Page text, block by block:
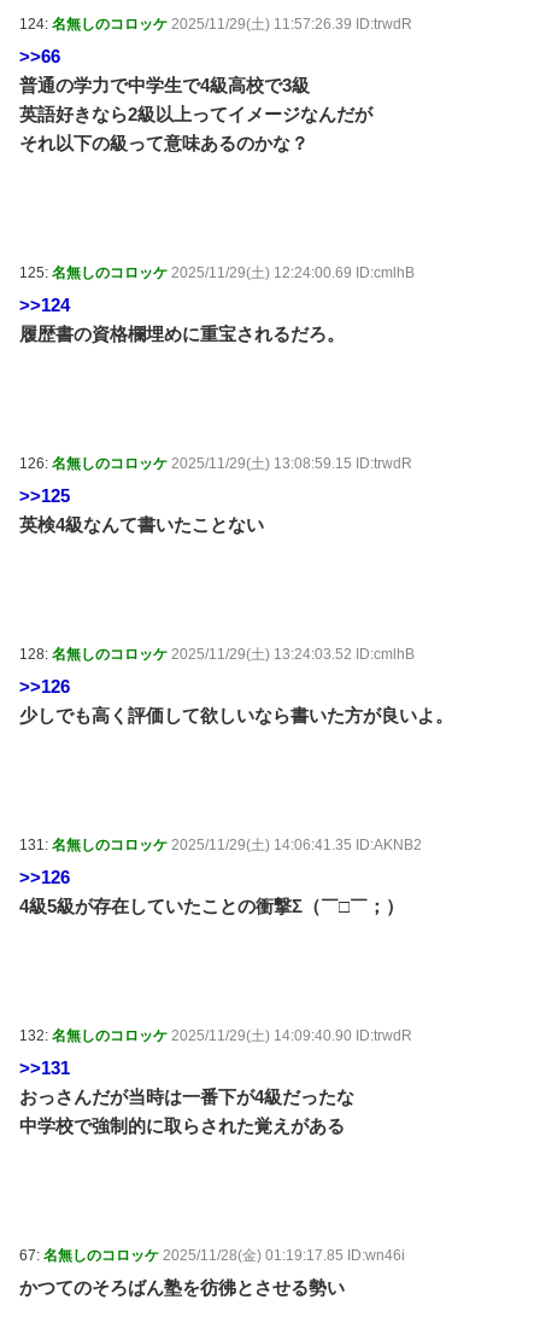
124: 名無しのコロッケ 2025/11/29(土) 11:57:26.39 ID:trwdR
>>66
普通の学力で中学生で4級高校で3級
英語好きなら2級以上ってイメージなんだが
それ以下の級って意味あるのかな？
125: 名無しのコロッケ 2025/11/29(土) 12:24:00.69 ID:cmlhB
>>124
履歴書の資格欄埋めに重宝されるだろ。
126: 名無しのコロッケ 2025/11/29(土) 13:08:59.15 ID:trwdR
>>125
英検4級なんて書いたことない
128: 名無しのコロッケ 2025/11/29(土) 13:24:03.52 ID:cmlhB
>>126
少しでも高く評価して欲しいなら書いた方が良いよ。
131: 名無しのコロッケ 2025/11/29(土) 14:06:41.35 ID:AKNB2
>>126
4級5級が存在していたことの衝撃Σ（￣□￣；）
132: 名無しのコロッケ 2025/11/29(土) 14:09:40.90 ID:trwdR
>>131
おっさんだが当時は一番下が4級だったな
中学校で強制的に取らされた覚えがある
67: 名無しのコロッケ 2025/11/28(金) 01:19:17.85 ID:wn46i
かつてのそろばん塾を彷彿とさせる勢い